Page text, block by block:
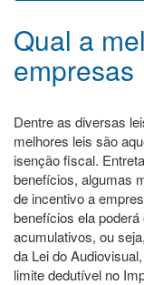
Qual a
empresas
Dentre as diversas
melhores leis são
isenção fiscal.
benefícios, algumas
de incentivo a
benefícios ela
acumulativos, ou
da Lei do
limite dedutível no